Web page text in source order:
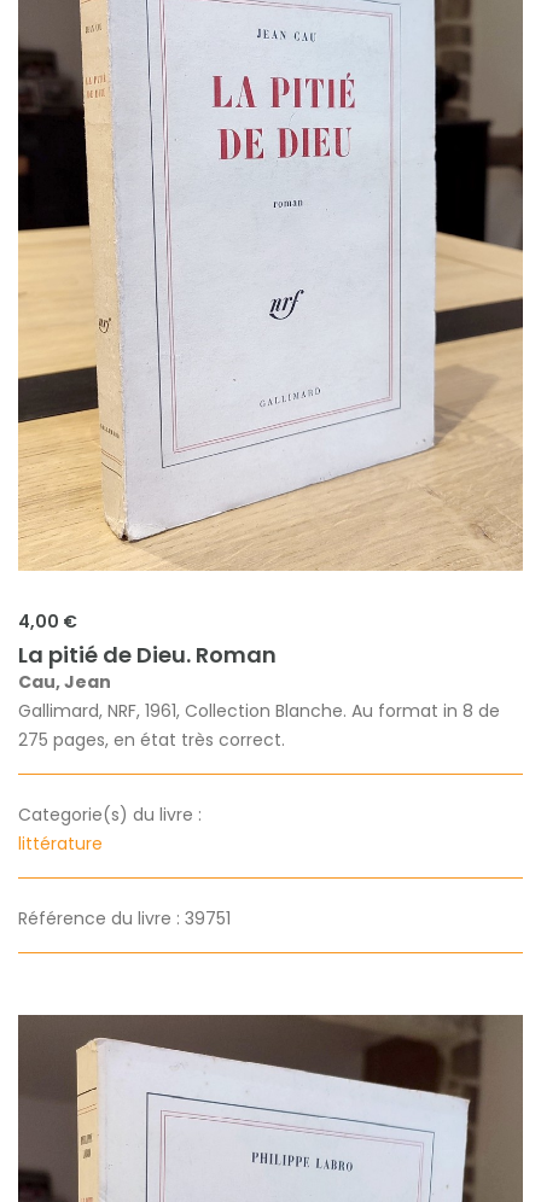
4,00 €
La pitié de Dieu. Roman
Cau, Jean
Gallimard, NRF, 1961, Collection Blanche. Au format in 8 de
275 pages, en état très correct.
Categorie(s) du livre :
littérature
Référence du livre : 39751